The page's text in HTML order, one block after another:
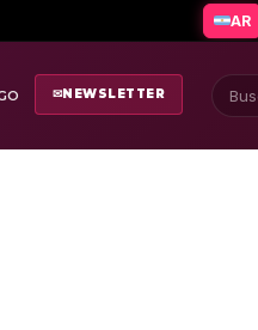
AR
✉NEWSLETTER